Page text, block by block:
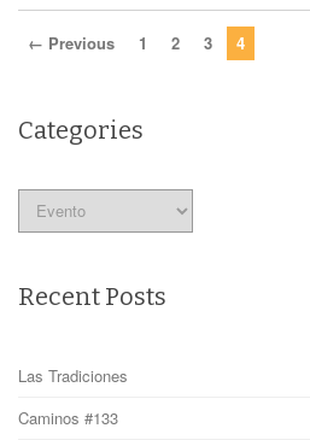
← Previous 1 2 3 4
Categories
Categories
Recent Posts
Las Tradiciones
Caminos #133